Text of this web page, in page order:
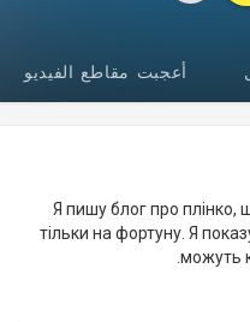
أعجبت مقاطع الفيديو
Я пишу блог про плінко,
тільки на фортуну. Я
можуть